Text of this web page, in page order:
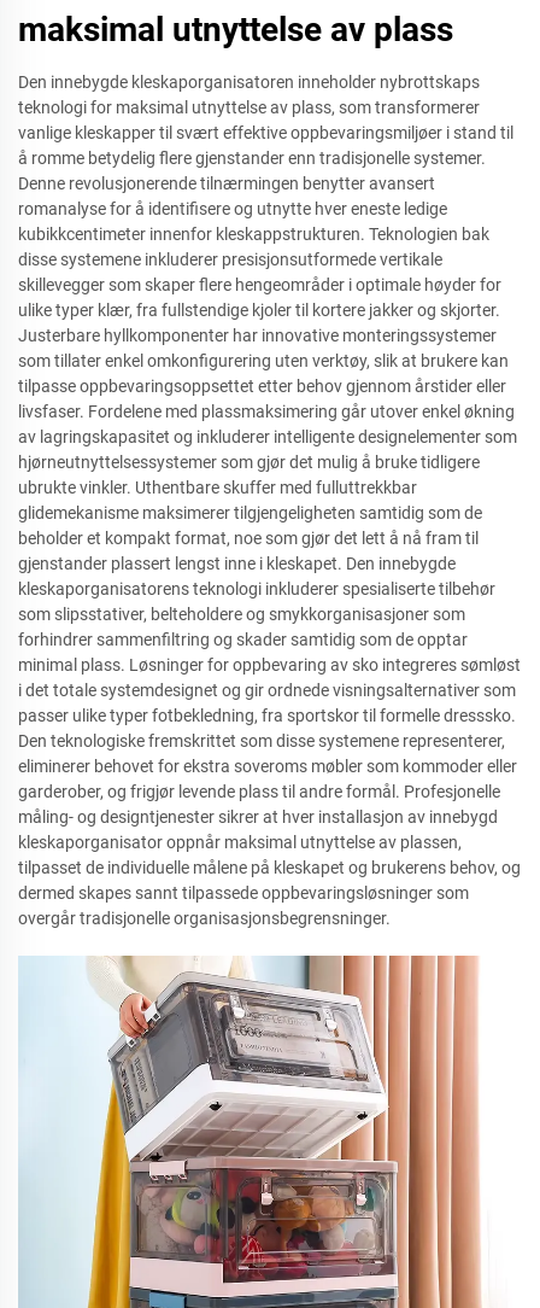
maksimal utnyttelse av plass
Den innebygde kleskaporganisatoren inneholder nybrottskaps
teknologi for maksimal utnyttelse av plass, som transformerer
vanlige kleskapper til svært effektive oppbevaringsmiljøer i stand til
å romme betydelig flere gjenstander enn tradisjonelle systemer.
Denne revolusjonerende tilnærmingen benytter avansert
romanalyse for å identifisere og utnytte hver eneste ledige
kubikkcentimeter innenfor kleskappstrukturen. Teknologien bak
disse systemene inkluderer presisjonsutformede vertikale
skillevegger som skaper flere hengeområder i optimale høyder for
ulike typer klær, fra fullstendige kjoler til kortere jakker og skjorter.
Justerbare hyllkomponenter har innovative monteringssystemer
som tillater enkel omkonfigurering uten verktøy, slik at brukere kan
tilpasse oppbevaringsoppsettet etter behov gjennom årstider eller
livsfaser. Fordelene med plassmaksimering går utover enkel økning
av lagringskapasitet og inkluderer intelligente designelementer som
hjørneutnyttelsessystemer som gjør det mulig å bruke tidligere
ubrukte vinkler. Uthentbare skuffer med fulluttrekkbar
glidemekanisme maksimerer tilgjengeligheten samtidig som de
beholder et kompakt format, noe som gjør det lett å nå fram til
gjenstander plassert lengst inne i kleskapet. Den innebygde
kleskaporganisatorens teknologi inkluderer spesialiserte tilbehør
som slipsstativer, belteholdere og smykkorganisasjoner som
forhindrer sammenfiltring og skader samtidig som de opptar
minimal plass. Løsninger for oppbevaring av sko integreres sømløst
i det totale systemdesignet og gir ordnede visningsalternativer som
passer ulike typer fotbekledning, fra sportskor til formelle dresssko.
Den teknologiske fremskrittet som disse systemene representerer,
eliminerer behovet for ekstra soveroms møbler som kommoder eller
garderober, og frigjør levende plass til andre formål. Profesjonelle
måling- og designtjenester sikrer at hver installasjon av innebygd
kleskaporganisator oppnår maksimal utnyttelse av plassen,
tilpasset de individuelle målene på kleskapet og brukerens behov, og
dermed skapes sannt tilpassede oppbevaringsløsninger som
overgår tradisjonelle organisasjonsbegrensninger.